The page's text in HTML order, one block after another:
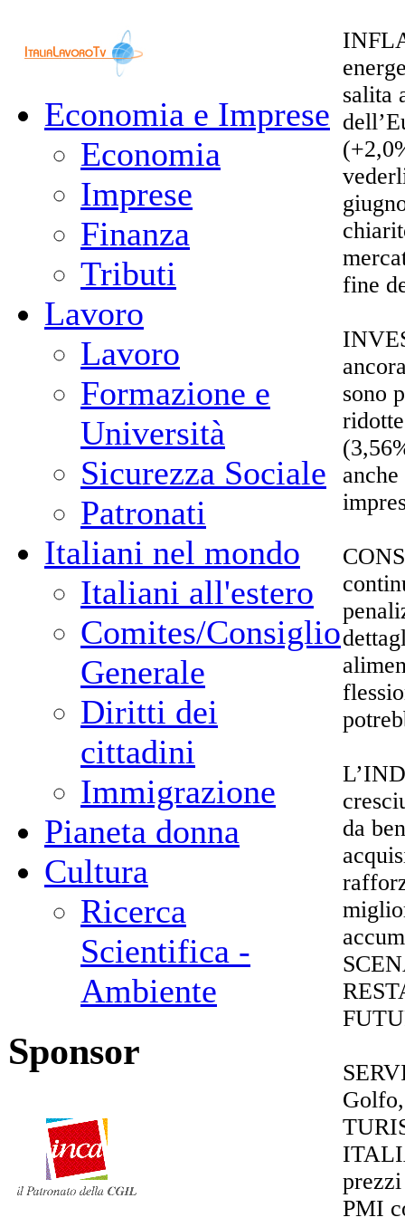
Economia e Imprese
Economia
Imprese
Finanza
Tributi
Lavoro
Lavoro
Formazione e
Università
Sicurezza Sociale
Patronati
Italiani nel mondo
Italiani all'estero
Comites/Consiglio
Generale
Diritti dei
cittadini
Immigrazione
Pianeta donna
Cultura
Ricerca
Scientifica -
Ambiente
Sponsor
salita
fine
sono
da
PMI